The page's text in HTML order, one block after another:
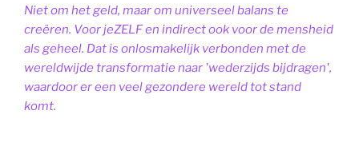
Niet om het geld, maar om universeel balans te
creëren. Voor jeZELF en indirect ook voor de mensheid
als geheel. Dat is onlosmakelijk verbonden met de
wereldwijde transformatie naar 'wederzijds bijdragen',
waardoor er een veel gezondere wereld tot stand
komt.